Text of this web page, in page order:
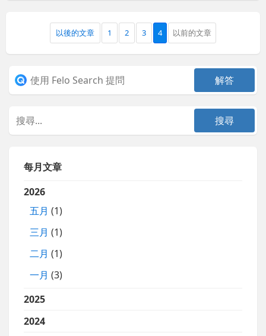
以後的文章 1 2 3 4 以前的文章
每月文章
2026
五月 (1)
三月 (1)
二月 (1)
一月 (3)
2025
2024